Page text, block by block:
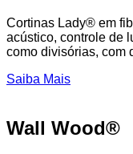
Cortinas Lady® em
acústico, controle de
como divisórias, com
Saiba Mais
Wall Wood®